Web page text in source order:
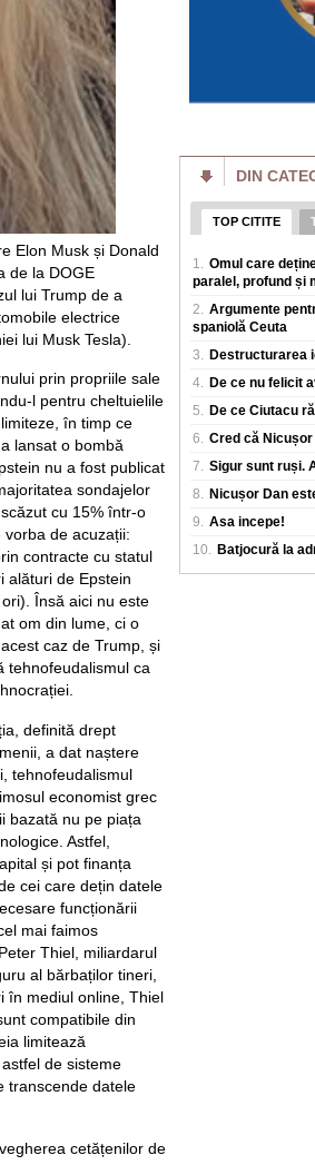
Elon Musk și Donald
de la DOGE
lui Trump de a
electrice
lui Musk Tesla).
prin propriile sale
l pentru cheltuielile
în timp ce
lansat o bombă
nu a fost publicat
sondajelor
cu 15% într-o
de acuzații:
contracte cu statul
alături de Epstein
Însă aici nu este
om din lume, ci o
caz de Trump, și
tehnofeudalismul ca
definită drept
a dat naștere
tehnofeudalismul
economist grec
bazată nu pe piața
Astfel,
și pot finanța
cei care dețin datele
funcționării
mai faimos
Thiel, miliardarul
al bărbaților tineri,
în mediul online, Thiel
compatibile din
limitează
de sisteme
transcende datele
cetățenilor de
miliardar din
a dat puține
Cât de bogate
o avere mai
Cele mai mari
Un eveniment
plăgi" VIDEO
Un fenomen
terenuri agricole
Al doilea cel mai
agravează. Ce îi
din ușă în ușă"
Virusul Ebola,
sanitare, in
DIN
TOP CITITE
1. Omul care
paralel, profund și
2. Argumente
spaniolă Ceuta
3. Destructurarea
4. De ce nu felicit
5. De ce Ciutacu
6. Cred că
7. Sigur sunt ruși.
8. Nicușor Dan
9. Asa incepe!
10. Batjocură la